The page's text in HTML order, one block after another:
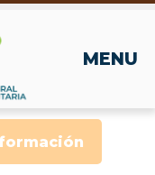
MENU